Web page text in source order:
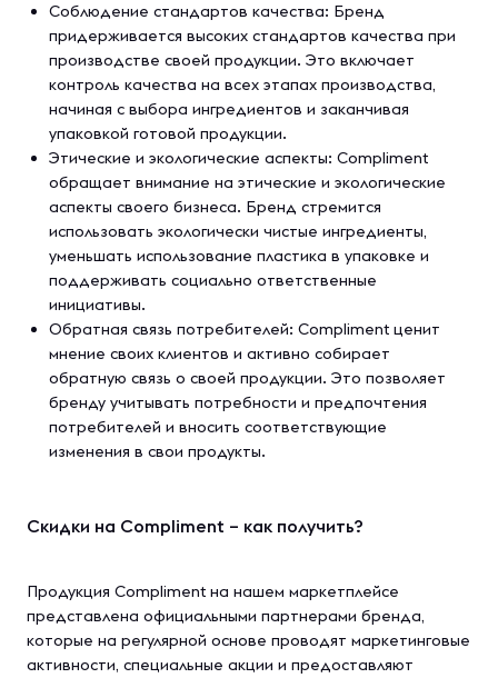
Соблюдение стандартов качества: Бренд
придерживается высоких стандартов качества при
производстве своей продукции. Это включает
контроль качества на всех этапах производства,
начиная с выбора ингредиентов и заканчивая
упаковкой готовой продукции.
Этические и экологические аспекты: Compliment
обращает внимание на этические и экологические
аспекты своего бизнеса. Бренд стремится
использовать экологически чистые ингредиенты,
уменьшать использование пластика в упаковке и
поддерживать социально ответственные
инициативы.
Обратная связь потребителей: Compliment ценит
мнение своих клиентов и активно собирает
обратную связь о своей продукции. Это позволяет
бренду учитывать потребности и предпочтения
потребителей и вносить соответствующие
изменения в свои продукты.
Скидки на Compliment – как получить?
Продукция Compliment на нашем маркетплейсе
представлена официальными партнерами бренда,
которые на регулярной основе проводят маркетинговые
активности, специальные акции и предоставляют